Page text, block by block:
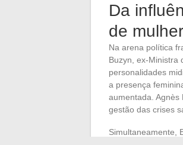
Da
de
Na arena política
Buzyn, ex-Ministra
personalidades
a presença
aumentada. Agnès
gestão das crises
Simultaneamente,